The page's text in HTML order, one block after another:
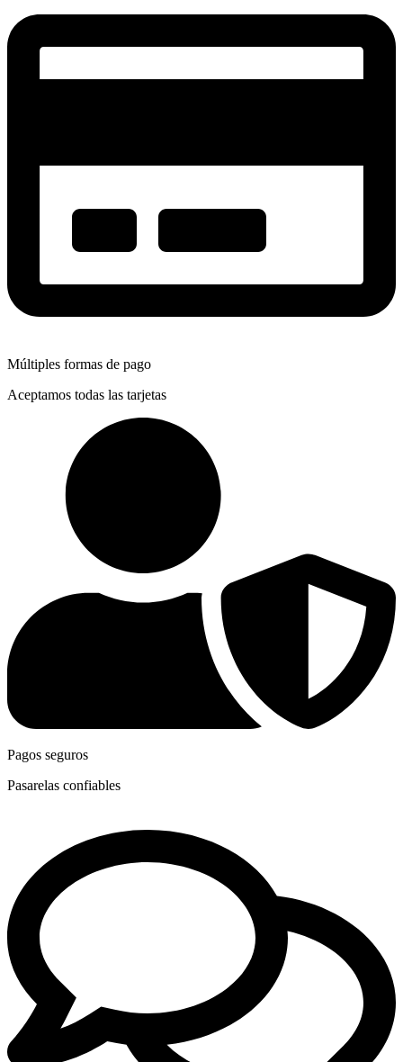
Múltiples formas de pago
Aceptamos todas las tarjetas
Pagos seguros
Pasarelas confiables